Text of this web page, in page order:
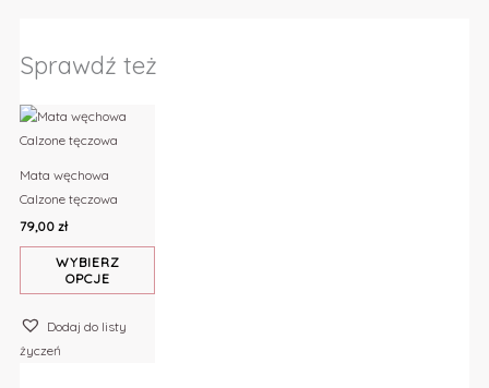
Sprawdź też
Mata węchowa
Calzone tęczowa
79,00zł
WYBIERZ
OPCJE
Ten
produkt
wariantów.
Opcje
można
stronie
produktu
Dodaj do listy
życzeń